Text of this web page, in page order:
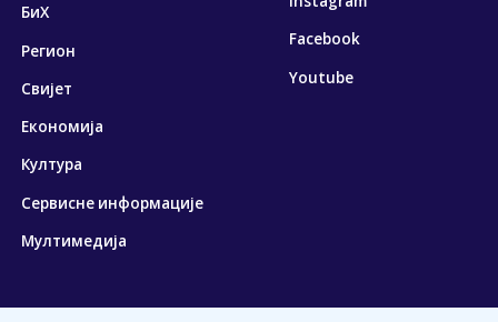
БиХ
Регион
Свијет
Економија
Култура
Сервисне информације
Мултимедија
Facebook
Youtube